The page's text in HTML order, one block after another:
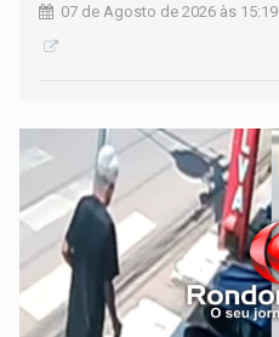
07 de Agosto de 2026 às 15:19